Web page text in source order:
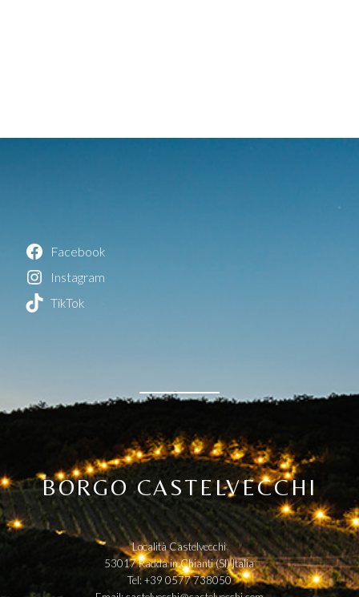
Facebook
Instagram
TikTok
BORGO CASTELVECCHI
Località Castelvecchi
53017 Radda in Chianti (SI) Italia
Tel: +39 0577 738050